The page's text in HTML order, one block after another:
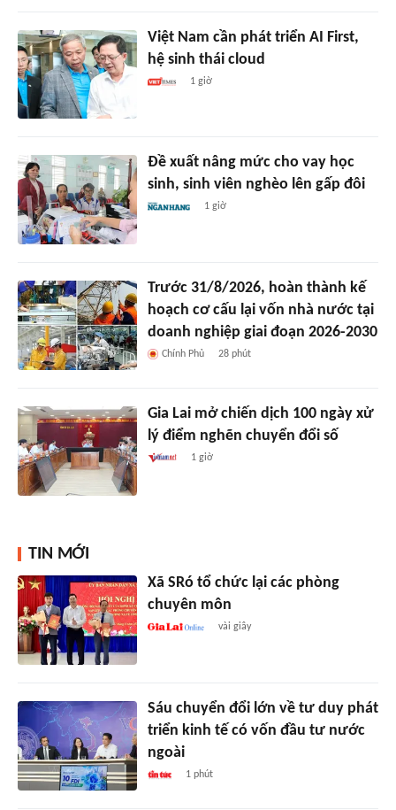
Việt Nam cần phát triển AI First,
hệ sinh thái cloud
1 giờ
Đề xuất nâng mức cho vay học
sinh, sinh viên nghèo lên gấp đôi
1 giờ
Trước 31/8/2026, hoàn thành kế
hoạch cơ cấu lại vốn nhà nước tại
doanh nghiệp giai đoạn 2026-2030
Chính Phủ 28 phút
Gia Lai mở chiến dịch 100 ngày xử
lý điểm nghẽn chuyển đổi số
1 giờ
TIN MỚI
Xã SRó tổ chức lại các phòng
chuyên môn
vài giây
Sáu chuyển đổi lớn về tư duy phát
triển kinh tế có vốn đầu tư nước
ngoài
1 phút